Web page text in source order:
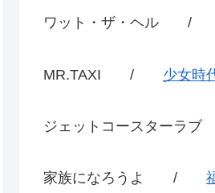
ワット・ザ・ヘル /
MR.TAXI / 少女時
ジェットコースター
家族になろうよ /